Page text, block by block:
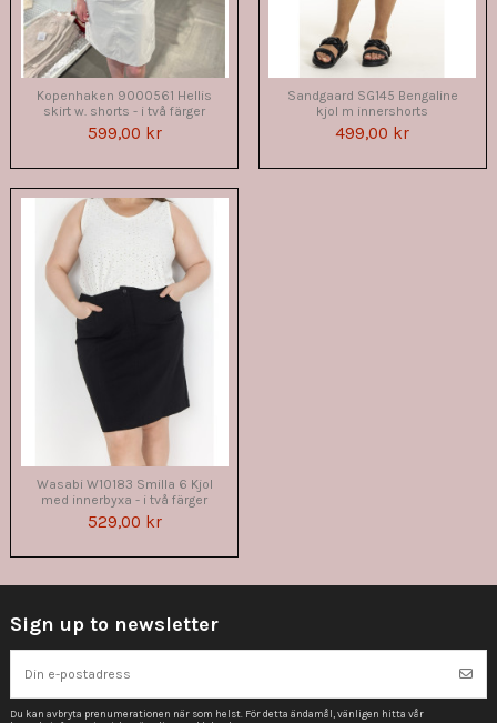
Kopenhaken 9000561 Hellis
skirt w. shorts - i två färger
599,00 kr
Sandgaard SG145 Bengaline
kjol m innershorts
499,00 kr
Wasabi W10183 Smilla 6 Kjol
med innerbyxa - i två färger
529,00 kr
Sign up to newsletter
Du kan avbryta prenumerationen när som helst. För detta ändamål, vänligen hitta vår